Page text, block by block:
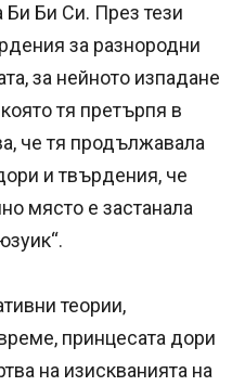
Би Би Си. През тези
за разнородни
за нейното изпадане
тя претърпя в
че тя продължавала
и твърдения, че
място е застанала
теории,
принцесата дори
на изискванията на